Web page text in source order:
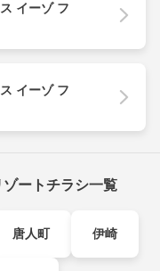
イーゾ フ
イーゾ フ
ートチラシ一覧
唐人町 伊崎